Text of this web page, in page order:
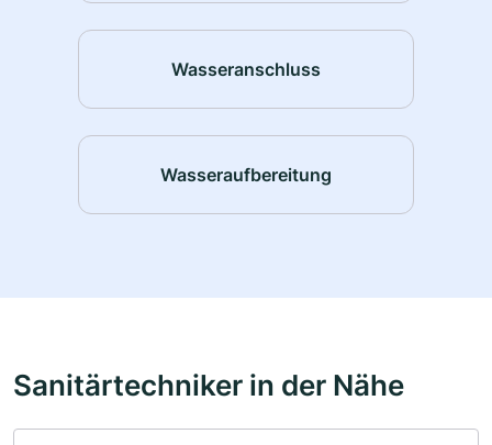
Wasseranschluss
Wasseraufbereitung
Sanitärtechniker in der Nähe